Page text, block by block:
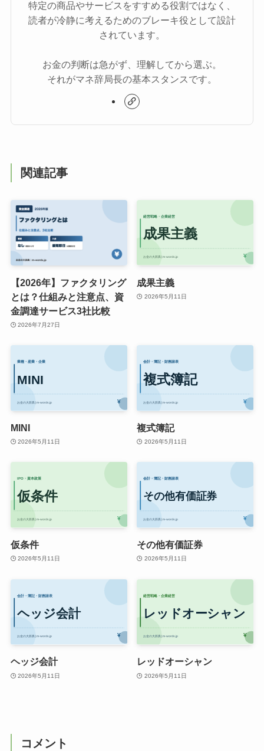
特定の商品やサービスをすすめる役割ではなく、
読者が冷静に考えるためのブレーキ役として設計
されています。
お金の判断は急がず、理解してから選ぶ。
それがマネ辞局長の基本スタンスです。
関連記事
【2026年】ファクタリング
とは？仕組みと注意点、資
金調達サービス3社比較
2026年7月27日
成果主義
2026年5月11日
MINI
2026年5月11日
複式簿記
2026年5月11日
仮条件
2026年5月11日
その他有価証券
2026年5月11日
ヘッジ会計
2026年5月11日
レッドオーシャン
2026年5月11日
コメント